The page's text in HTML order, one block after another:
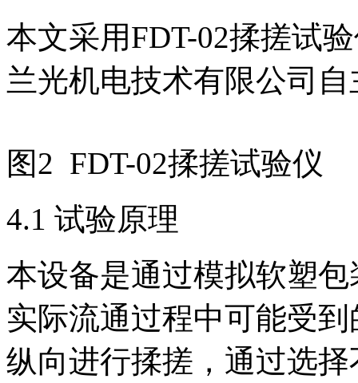
本文采用FDT-02揉搓试
兰光机电技术有限公司
图2 FDT-02揉搓试验仪
4.1 试验原理
本设备是通过模拟软塑
实际流通过程中可能受
纵向进行揉搓，通过选